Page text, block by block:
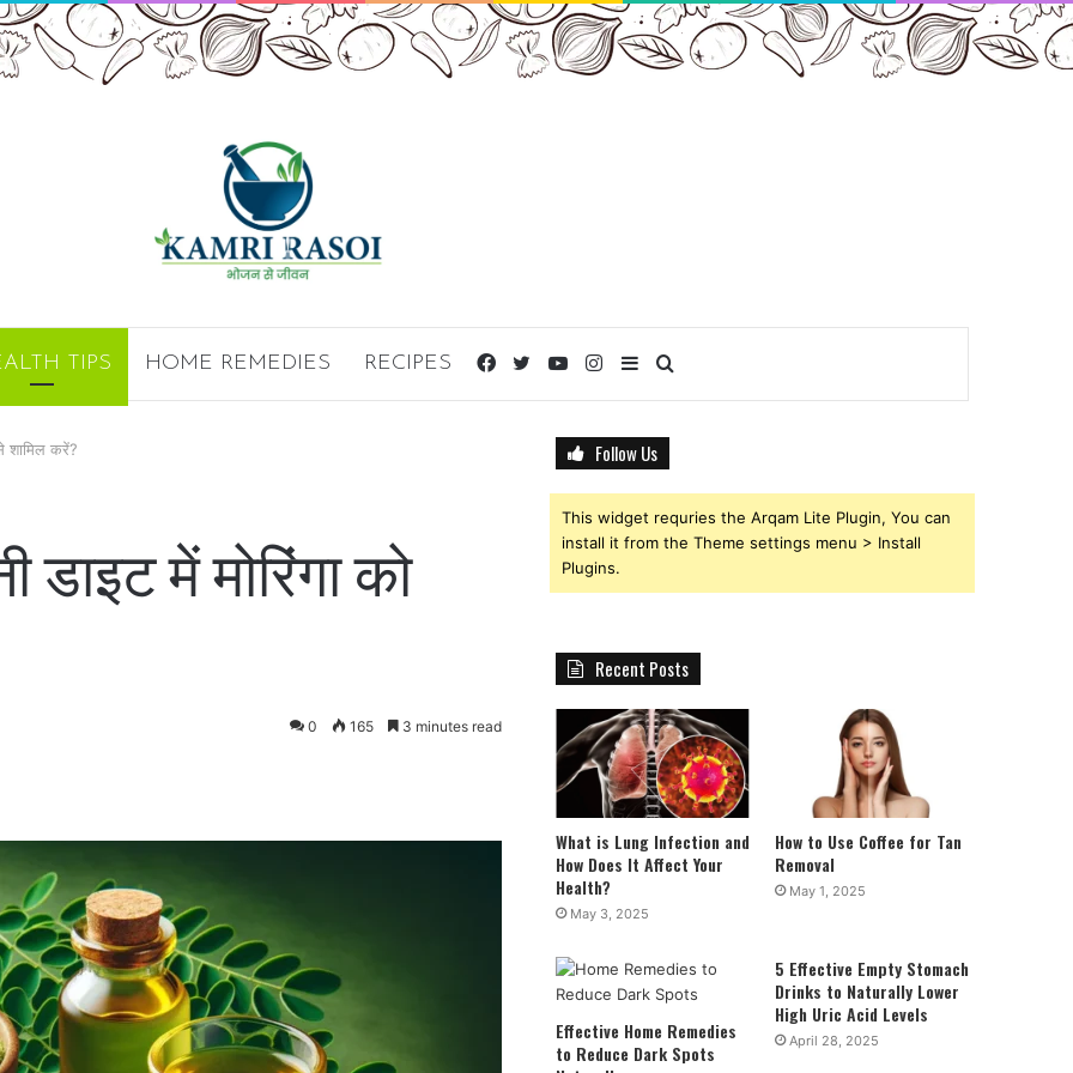
TIPS HOME REMEDIES RECIPES Sidebar
Instagram
YouTube
Twitter
Facebook
शामिल करें?
डाइट में मोरिंगा को
0 165 3 minutes read
Follow Us
This widget requries the Arqam Lite Plugin, You can
install it from the Theme settings menu > Install
Plugins.
Recent Posts
What is Lung Infection and
How Does It Affect Your
Health?
May 3, 2025
How to Use Coffee for Tan
Removal
May 1, 2025
Effective Home Remedies
to Reduce Dark Spots
5 Effective Empty Stomach
Drinks to Naturally Lower
High Uric Acid Levels
April 28, 2025